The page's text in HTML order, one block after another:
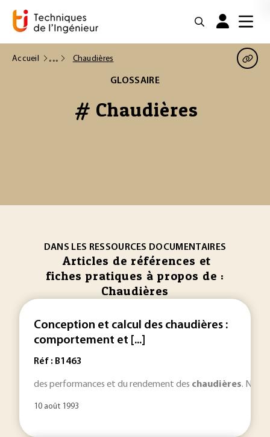
Accueil Chaudières
GLOSSAIRE
# Chaudières
DANS LES RESSOURCES DOCUMENTAIRES
Articles de références et
fiches pratiques à propos de :
Chaudières
Conception et calcul des chaudières :
comportement et [...]
Réf : B1463
des performances et du rendement des chaudières. Nota
10 août 1993